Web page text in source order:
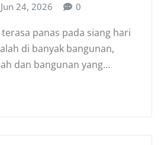
Jun 24, 2026 0
panas pada siang hari
di banyak bangunan,
dan bangunan yang…